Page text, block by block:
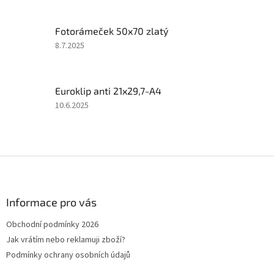
5
hvězdiček.
Fotorámeček 50x70 zlatý
Hodnocení
z
5
8.7.2025
Euroklip anti 21x29,7-A4
Hodnocení
10.6.2025
Informace pro vás
Obchodní podmínky 2026
Jak vrátím nebo reklamuji zboží?
Podmínky ochrany osobních údajů